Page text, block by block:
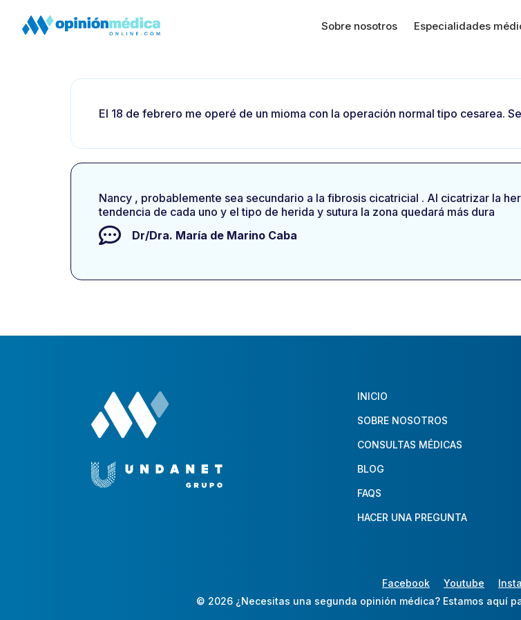
Sobre nosotros Especialidades
El 18 de febrero me operé de un mioma con la operación normal tipo cesarea.
Nancy , probablemente sea secundario a la fibrosis cicatricial . Al cicatrizar la
tendencia de cada uno y el tipo de herida y sutura la zona quedará más dura
Dr/Dra. María de Marino Caba
INICIO
SOBRE NOSOTROS
CONSULTAS MÉDICAS
BLOG
FAQS
HACER UNA PREGUNTA
Facebook Youtube
© 2026 ¿Necesitas una segunda opinión médica? Estamos aquí